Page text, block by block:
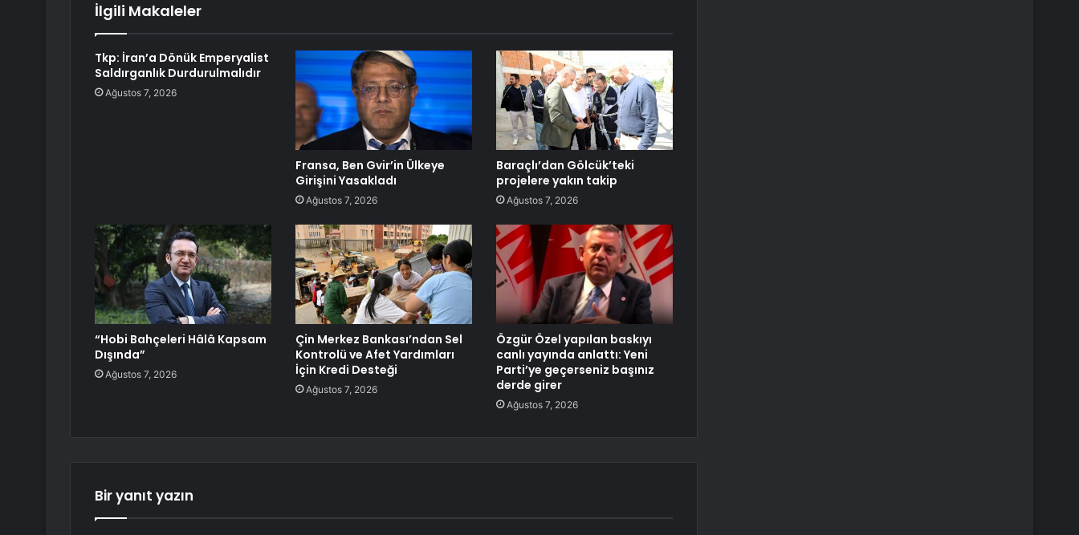
İlgili Makaleler
Tkp: İran’a Dönük Emperyalist
Saldırganlık Durdurulmalıdır
Ağustos 7, 2026
Fransa, Ben Gvir’in Ülkeye
Girişini Yasakladı
Ağustos 7, 2026
Baraçlı’dan Gölcük’teki
projelere yakın takip
Ağustos 7, 2026
“Hobi Bahçeleri Hâlâ Kapsam
Dışında”
Ağustos 7, 2026
Çin Merkez Bankası’ndan Sel
Kontrolü ve Afet Yardımları
İçin Kredi Desteği
Ağustos 7, 2026
Özgür Özel yapılan baskıyı
canlı yayında anlattı: Yeni
Parti’ye geçerseniz başınız
derde girer
Ağustos 7, 2026
Bir yanıt yazın